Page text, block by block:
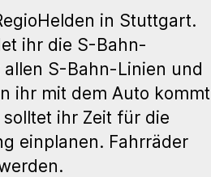
in Stuttgart.
ihr die S-Bahn-
allen S-Bahn-Linien und
ihr mit dem Auto kommt
ihr Zeit für die
einplanen. Fahrräder